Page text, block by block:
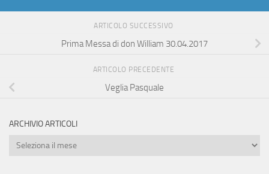
ARTICOLO SUCCESSIVO
Prima Messa di don William 30.04.2017
ARTICOLO PRECEDENTE
Veglia Pasquale
ARCHIVIO ARTICOLI
Archivio